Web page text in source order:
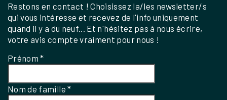
Restons en contact ! Choisissez la/les newsletter/s
qui vous intéresse et recevez de l'info uniquement
quand il y a du neuf... Et n'hésitez pas à nous écrire,
votre avis compte vraiment pour nous !
Prénom*
Nom de famille*